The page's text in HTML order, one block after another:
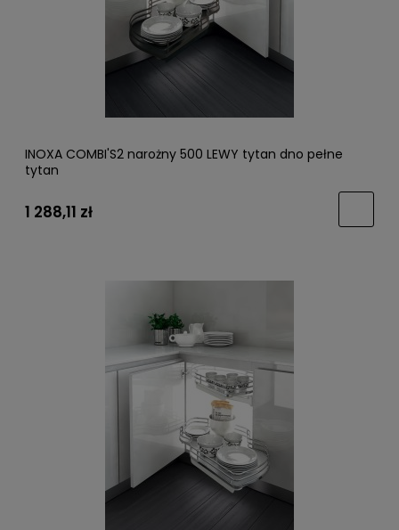
INOXA COMBI'S2 narożny 500 LEWY tytan dno pełne
tytan
1 288,11 zł